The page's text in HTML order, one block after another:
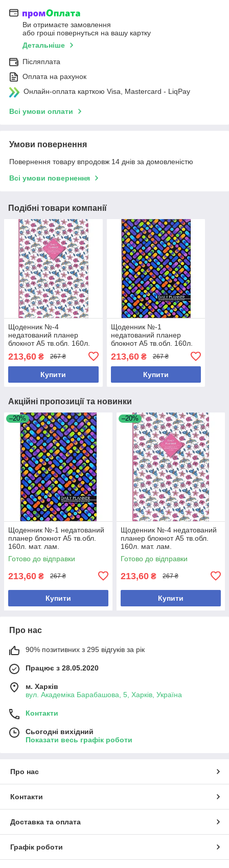
Ви отримаєте замовлення
або гроші повернуться на вашу картку
Детальніше
Післяплата
Оплата на рахунок
Онлайн-оплата карткою Visa, Mastercard - LiqPay
Всі умови оплати
Умови повернення
Повернення товару впродовж 14 днів за домовленістю
Всі умови повернення
Подібні товари компанії
Щоденник №-4
недатований планер
блокнот А5 тв.обл. 160л.
213,60 ₴ 267 ₴
Купити
Щоденник №-1
недатований планер
блокнот А5 тв.обл. 160л.
213,60₴ 267 ₴
Купити
Акційні пропозиції та новинки
–20%
Щоденник №-1 недатований
планер блокнот А5 тв.обл.
160л. мат. лам.
Готово до відправки
213,60 ₴ 267 ₴
Купити
–20%
Щоденник №-4 недатований
планер блокнот А5 тв.обл.
160л. мат. лам.
Готово до відправки
213,60 ₴ 267 ₴
Купити
Про нас
90% позитивних з 295 відгуків за рік
Працює з 28.05.2020
м. Харків
вул. Академіка Барабашова, 5, Харків, Україна
Контакти
Сьогодні вихідний
Показати весь графік роботи
Про нас
Контакти
Доставка та оплата
Графік роботи